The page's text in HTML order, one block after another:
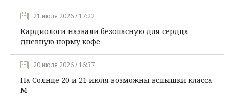
21 июля 2026 / 17:22
Кардиологи назвали безопасную для сердца
дневную норму кофе
20 июля 2026 / 16:37
На Солнце 20 и 21 июля возможны вспышки класса
М